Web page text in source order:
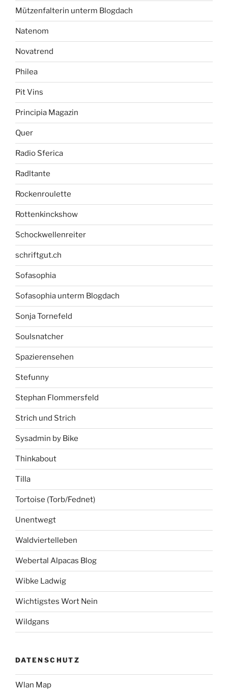
Mützenfalterin unterm Blogdach
Natenom
Novatrend
Philea
Pit Vins
Principia Magazin
Quer
Radio Sferica
Radltante
Rockenroulette
Rottenkinckshow
Schockwellenreiter
schriftgut.ch
Sofasophia
Sofasophia unterm Blogdach
Sonja Tornefeld
Soulsnatcher
Spazierensehen
Stefunny
Stephan Flommersfeld
Strich und Strich
Sysadmin by Bike
Thinkabout
Tilla
Tortoise (Torb/Fednet)
Unentwegt
Waldviertelleben
Webertal Alpacas Blog
Wibke Ladwig
Wichtigstes Wort Nein
Wildgans
DATENSCHUTZ
Wlan Map